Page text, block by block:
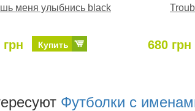
меня улыбнись black
грн Купить 680 грн
Футболки с